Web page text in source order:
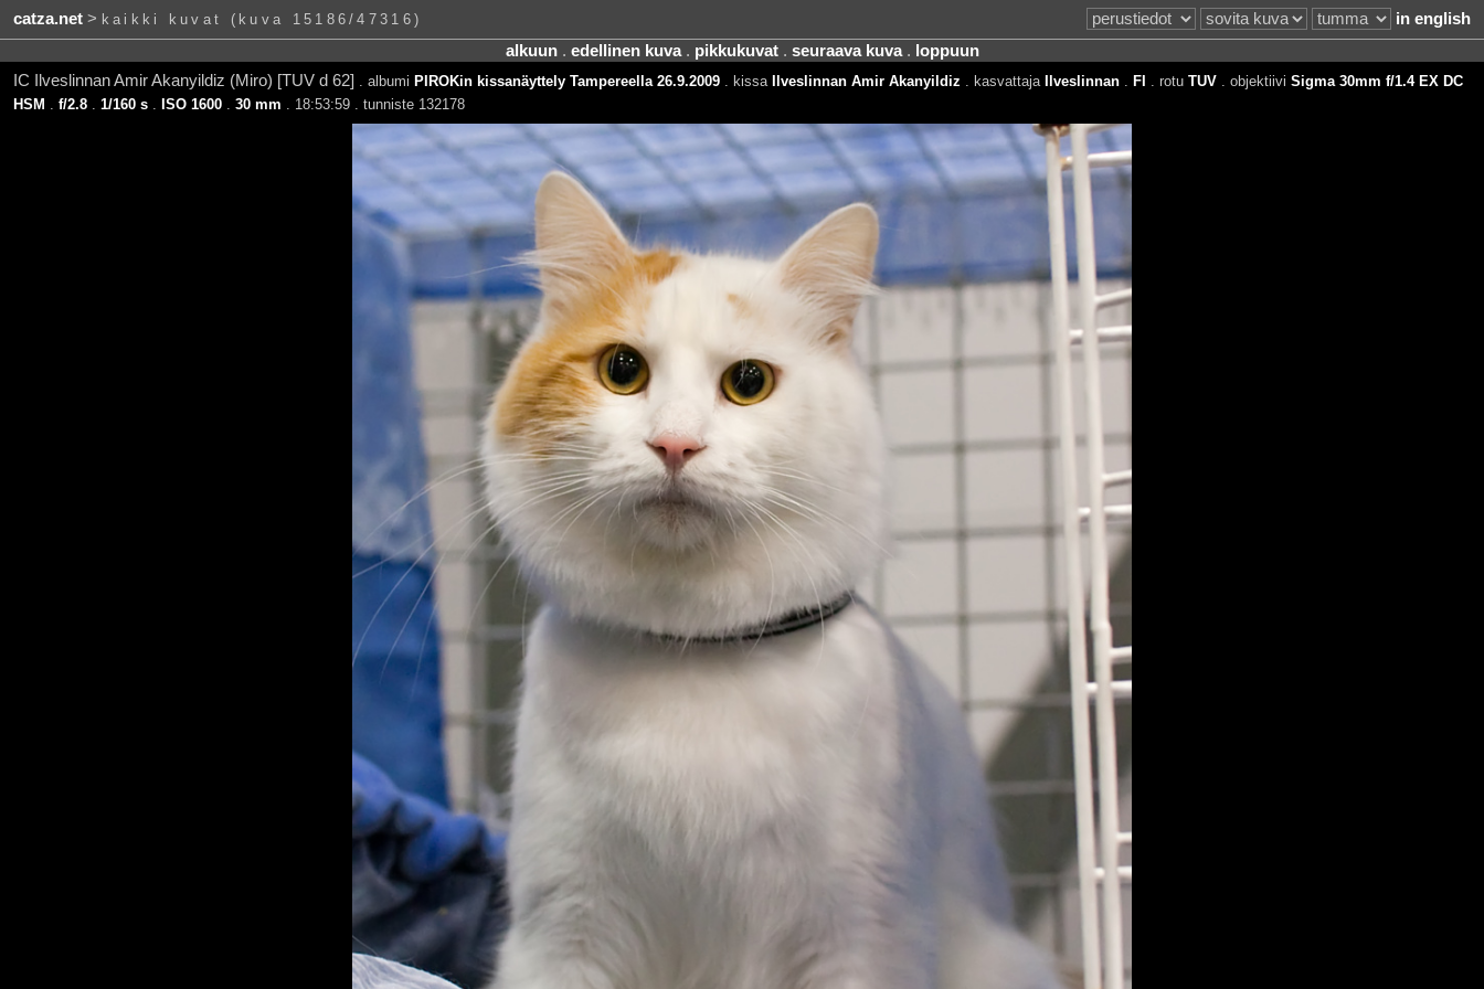
catza.net> kaikki kuvat (kuva 15186/47316)
in english
alkuun. edellinen kuva. pikkukuvat. seuraava kuva. loppuun
IC Ilveslinnan Amir Akanyildiz (Miro) [TUV d 62]
. albumi PIROKin kissanäyttely Tampereella 26.9.2009. kissa Ilveslinnan Amir Akanyildiz . kasvattaja Ilveslinnan. FI . rotu TUV. objektiivi Sigma 30mm f/1.4 EX DC
HSM
f/2.8. 1/160 s. ISO 1600. 30 mm . 18:53:59 . tunniste 132178